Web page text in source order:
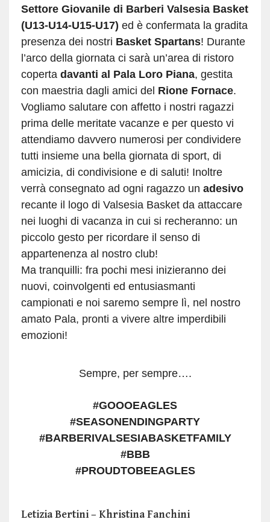
Settore Giovanile di Barberi Valsesia Basket
(U13-U14-U15-U17) ed è confermata la gradita
presenza dei nostri Basket Spartans! Durante
l’arco della giornata ci sarà un’area di ristoro
coperta davanti al Pala Loro Piana, gestita
con maestria dagli amici del Rione Fornace.
Vogliamo salutare con affetto i nostri ragazzi
prima delle meritate vacanze e per questo vi
attendiamo davvero numerosi per condividere
tutti insieme una bella giornata di sport, di
amicizia, di condivisione e di saluti! Inoltre
verrà consegnato ad ogni ragazzo un adesivo
recante il logo di Valsesia Basket da attaccare
nei luoghi di vacanza in cui si recheranno: un
piccolo gesto per ricordare il senso di
appartenenza al nostro club!
Ma tranquilli: fra pochi mesi inizieranno dei
nuovi, coinvolgenti ed entusiasmanti
campionati e noi saremo sempre lì, nel nostro
amato Pala, pronti a vivere altre imperdibili
emozioni!
Sempre, per sempre….
#GOOOEAGLES
#SEASONENDINGPARTY
#BARBERIVALSESIABASKETFAMILY
#BBB
#PROUDTOBEEAGLES
Letizia Bertini – Khristina Fanchini